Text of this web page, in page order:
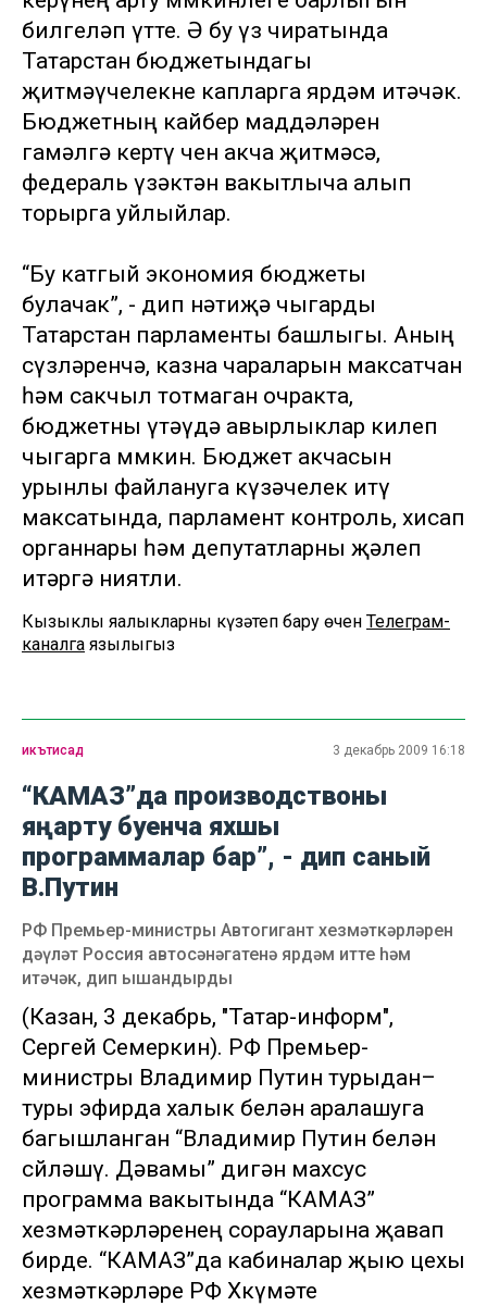
билгеләп үтте. Ә бу үз чиратында
Татарстан бюджетындагы
җитмәүчелекне капларга ярдәм итәчәк.
Бюджетның кайбер маддәләрен
гамәлгә кертү өчен акча җитмәсә,
федераль үзәктән вакытлыча алып
торырга уйлыйлар.
“Бу катгый экономия бюджеты
булачак”, - дип нәтиҗә чыгарды
Татарстан парламенты башлыгы. Аның
сүзләренчә, казна чараларын максатчан
һәм сакчыл тотмаган очракта,
бюджетны үтәүдә авырлыклар килеп
чыгарга мөмкин. Бюджет акчасын
урынлы файлануга күзәчелек итү
максатында, парламент контроль, хисап
органнары һәм депутатларны җәлеп
итәргә ниятли.
Кызыклы яңалыкларны күзәтеп бару өчен Телеграм-
каналга язылыгыз
икътисад 3 декабрь 2009 16:18
“КАМАЗ”да производствоны
яңарту буенча яхшы
программалар бар”, - дип саный
В.Путин
РФ Премьер-министры Автогигант хезмәткәрләрен
дәүләт Россия автосәнәгатенә ярдәм итте һәм
итәчәк, дип ышандырды
(Казан, 3 декабрь, "Татар-информ",
Сергей Семеркин). РФ Премьер-
министры Владимир Путин турыдан–
туры эфирда халык белән аралашуга
багышланган “Владимир Путин белән
сөйләшү. Дәвамы” дигән махсус
программа вакытында “КАМАЗ”
хезмәткәрләренең сорауларына җавап
бирде. “КАМАЗ”да кабиналар җыю цехы
хезмәткәрләре РФ Хөкүмәте